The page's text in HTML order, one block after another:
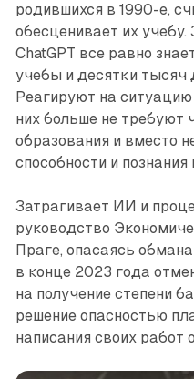
родившихся в 1990-е,
обесценивает их
ChatGPT все равно
учебы и десятки тысяч
Реагируют на
них больше не требуют
образования и вместо
способности и
Затрагивает ИИ и
руководство
Праге, опасаясь
в конце 2023 года
на получение степени
решение опасностью
написания своих